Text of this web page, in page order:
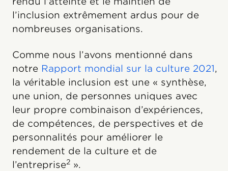
l’inclusion extrêmement ardus pour de
nombreuses organisations.
Comme nous l’avons mentionné dans
notre Rapport mondial sur la culture 2021,
la véritable inclusion est une « synthèse,
une union, de personnes uniques avec
leur propre combinaison d’expériences,
de compétences, de perspectives et de
personnalités pour améliorer le
rendement de la culture et de
l’entreprise2 ».